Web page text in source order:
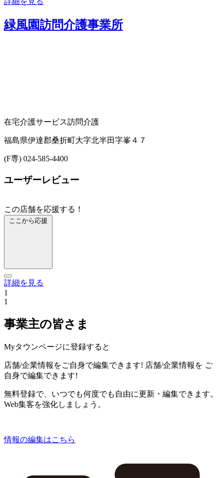
緑風園訪問介護事業所
在宅介護サービス訪問介護
福島県伊達郡桑折町大字北半田字峯４７
(F専) 024-585-4400
ユーザーレビュー
この店舗を応援する！
ここから応援
詳細を見る
1
1
事業主の皆さま
Myタウンページに登録すると
店舗/企業情報をご自身で編集できます! 店舗/企業情報を ご
自身で編集できます!
無料登録で、いつでも何度でも自由に更新・編集できます。
Web集客を強化しましょう。
情報の編集はこちら